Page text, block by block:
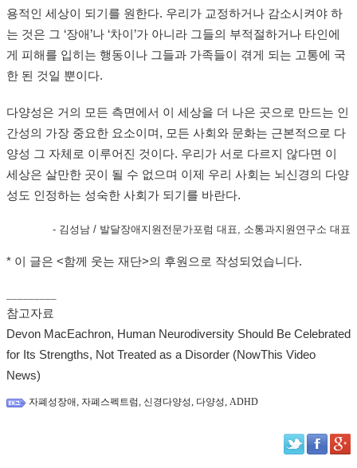
용적인 세상이 되기를 원한다. 우리가 교정하거나 감소시켜야 하
는 것은 그 ‘장애’나 ‘차이’가 아니라 그들의 부적절하거나 타인에
게 피해를 입히는 행동이나 그들과 가족들이 겪게 되는 고통에 국
한 된 것일 뿐이다.
다양성은 거의 모든 측면에서 이 세상을 더 나은 곳으로 만드는 인
간성의 가장 중요한 요소이며, 모든 사회와 문화는 근본적으로 다
양성 그 자체로 이루어진 것이다. 우리가 서로 다르지 않다면 이
세상은 살만한 곳이 될 수 없으며 이제 우리 사회는 뇌신경의 다양
성도 인정하는 성숙한 사회가 되기를 바란다.
- 김성남 / 발달장애지원전문가포럼 대표, 소통과지원연구소 대표
* 이 글은 <함께 웃는 재단>의 후원으로 작성되었습니다.
참고자료
Devon MacEachron, Human Neurodiversity Should Be Celebrated
for Its Strengths, Not Treated as a Disorder (NowThis Video
News)
자폐성장애, 자폐스펙트럼, 신경다양성, 다양성, ADHD